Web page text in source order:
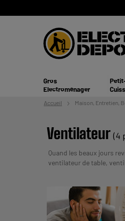
Gros
Electroménager
Accueil Maison, Entretien,
Ventilateur (4
Quand les beaux jours
ventilateur de table,